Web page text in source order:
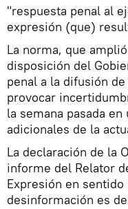
"respuesta penal al
expresión (que)
La norma, que
disposición del
penal a la difusión
provocar
la semana pasada
adicionales de la
La declaración de la
informe del Relator
Expresión en
desinformación es